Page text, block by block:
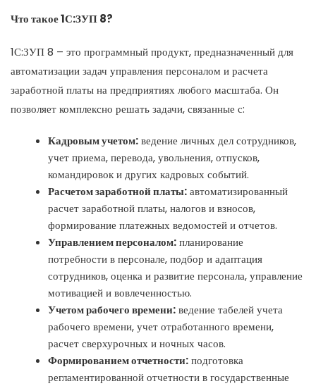
Что такое 1С:ЗУП 8?
1С:ЗУП 8 – это программный продукт, предназначенный для
автоматизации задач управления персоналом и расчета
заработной платы на предприятиях любого масштаба. Он
позволяет комплексно решать задачи, связанные с:
Кадровым учетом:ведение личных дел сотрудников,
учет приема, перевода, увольнения, отпусков,
командировок и других кадровых событий.
Расчетом заработной платы:автоматизированный
расчет заработной платы, налогов и взносов,
формирование платежных ведомостей и отчетов.
Управлением персоналом:планирование
потребности в персонале, подбор и адаптация
сотрудников, оценка и развитие персонала, управление
мотивацией и вовлеченностью.
Учетом рабочего времени:ведение табелей учета
рабочего времени, учет отработанного времени,
расчет сверхурочных и ночных часов.
Формированием отчетности:подготовка
регламентированной отчетности в государственные